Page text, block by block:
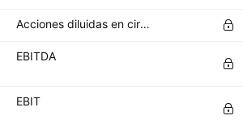
Acciones diluidas en circulación
EBITDA
EBIT